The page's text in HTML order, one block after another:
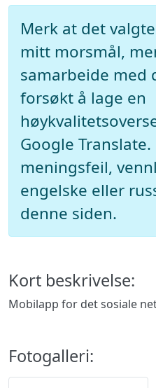
Merk at det
mitt morsmål,
samarbeide med
forsøkt å lage en
Google
meningsfeil,
engelske eller
denne siden.
Kort beskrivelse:
Mobilapp for det sosiale
Fotogalleri: